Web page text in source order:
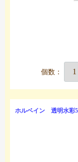
個数：
ホルベイン 透明水彩